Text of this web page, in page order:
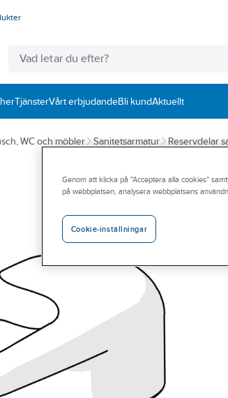
TjänsterVårt erbjudandeBli kundAktuellt
WC och möbler Sanitetsarmatur Reservdelar
Genom att klicka på "Acceptera alla cookies"
på webbplatsen, analysera webbplatsens
Cookie-inställningar